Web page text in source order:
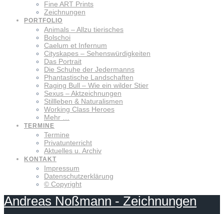
Fine ART Prints
Zeichnungen
PORTFOLIO
Animals – Allzu tierisches
Bolschoi
Caelum et Infernum
Cityskapes – Sehenswürdigkeiten
Das Portrait
Die Schuhe der Jedermanns
Phantastische Landschaften
Raging Bull – Wie ein wilder Stier
Sexus – Aktzeichnungen
Stillleben & Naturalismen
Working Class Heroes
Mehr …
TERMINE
Termine
Privatunterricht
Aktuelles u. Archiv
KONTAKT
Impressum
Datenschutzerklärung
© Copyright
Andreas Noßmann - Zeichnungen